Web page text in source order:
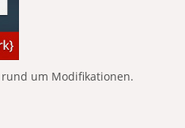
um Modifikationen.